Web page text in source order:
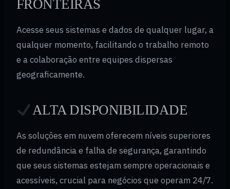
FRONTEIRAS
Acesse seus sistemas e dados de qualquer lugar, a
qualquer momento, facilitando o trabalho remoto
e a colaboração entre equipes dispersas
geograficamente.
ALTA DISPONIBILIDADE
As soluções em nuvem oferecem níveis superiores
de redundância e falha de segurança, garantindo
que seus sistemas estejam sempre operacionais e
acessíveis, crucial para negócios que operam 24/7.